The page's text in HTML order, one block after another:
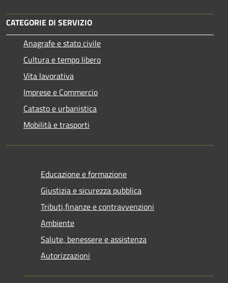
CATEGORIE DI SERVIZIO
Anagrafe e stato civile
Cultura e tempo libero
Vita lavorativa
Imprese e Commercio
Catasto e urbanistica
Mobilità e trasporti
Educazione e formazione
Giustizia e sicurezza pubblica
Tributi,finanze e contravvenzioni
Ambiente
Salute, benessere e assistenza
Autorizzazioni